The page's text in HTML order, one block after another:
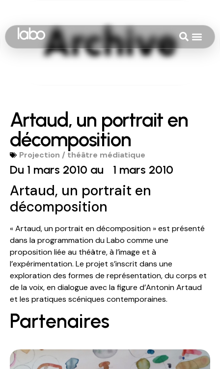
Artaud, un portrait en
décomposition
Projection / théâtre médiatique
Du 1 mars 2010 au 1 mars 2010
Artaud, un portrait en
décomposition
« Artaud, un portrait en décomposition » est présenté
dans la programmation du Labo comme une
proposition liée au théâtre, à l’image et à
l’expérimentation. Le projet s’inscrit dans une
exploration des formes de représentation, du corps et
de la voix, en dialogue avec la figure d’Antonin Artaud
et les pratiques scéniques contemporaines.
Partenaires